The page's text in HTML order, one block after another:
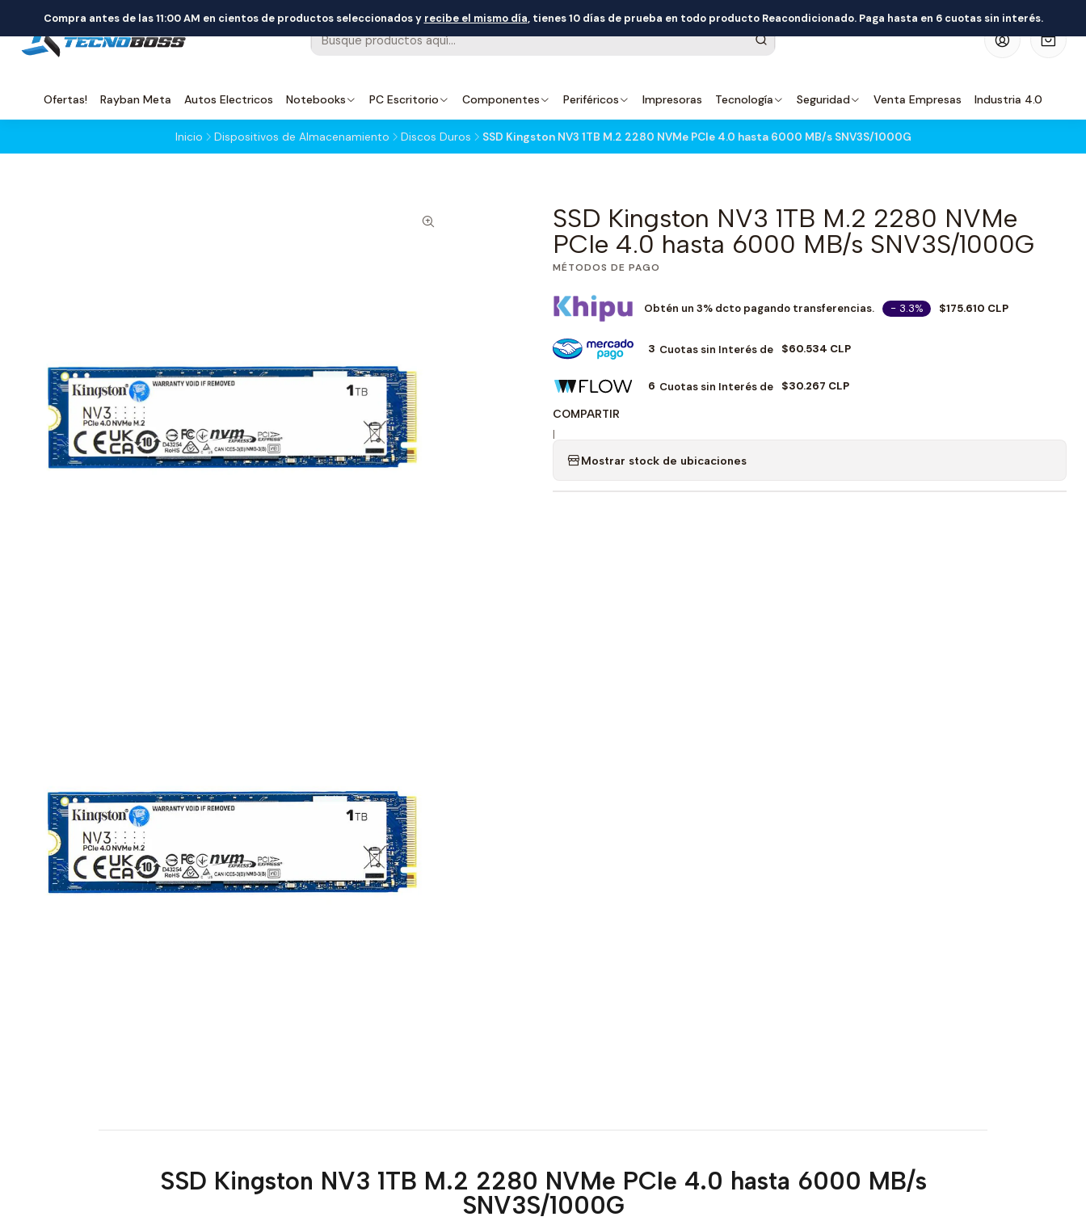
Ofertas! Rayban Meta Autos Electricos Notebooks PC Escritorio Componentes Periféricos Impresoras Tecnología Seguridad Venta Empresas Industria 4.0
Compra antes de las 11:00 AM en cientos de productos seleccionados y recibe el mismo día, tienes 10 días de prueba en todo producto Reacondicionado. Paga hasta en 6 cuotas sin interés.
Inicio Dispositivos de Almacenamiento Discos Duros SSD Kingston NV3 1TB M.2 2280 NVMe PCIe 4.0 hasta 6000 MB/s SNV3S/1000G
SSD Kingston NV3 1TB M.2 2280 NVMe
PCIe 4.0 hasta 6000 MB/s SNV3S/1000G
MÉTODOS DE PAGO
Obtén un 3% dcto pagando transferencias. - 3.3% $175.610 CLP
3 Cuotas sin Interés de $60.534 CLP
6 Cuotas sin Interés de $30.267 CLP
COMPARTIR
|
Mostrar stock de ubicaciones
SSD Kingston NV3 1TB M.2 2280 NVMe PCIe 4.0 hasta 6000 MB/s
SNV3S/1000G